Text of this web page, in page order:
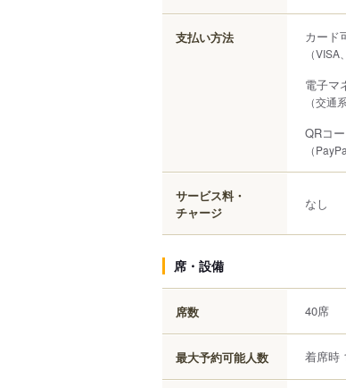
支払い方法 カード
（
電子マ
（交通
QRコ
（
サービス料・
チャージ
なし
席・設備
席数 40席
最大予約可能人数 着席時